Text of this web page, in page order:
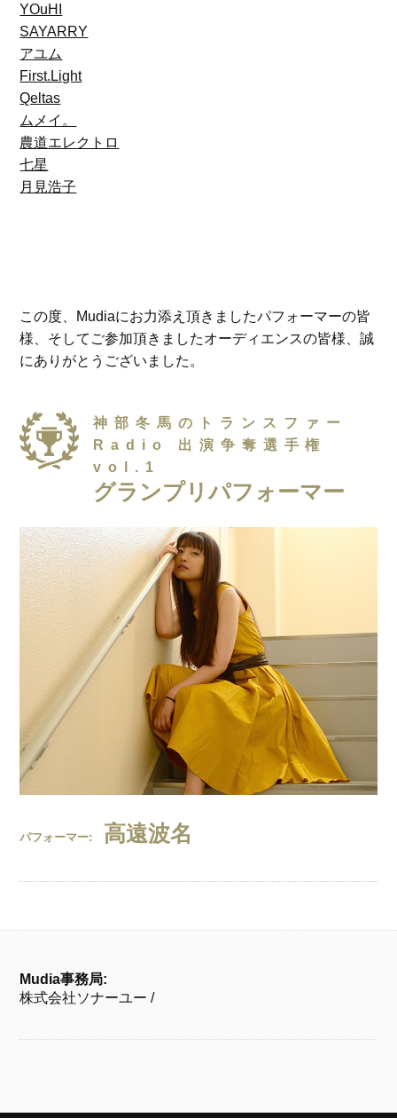
YOuHI
SAYARRY
アユム
First.Light
Qeltas
ムメイ。
農道エレクトロ
七星
月見浩子
この度、Mudiaにお力添え頂きましたパフォーマーの皆
様、そしてご参加頂きましたオーディエンスの皆様、誠
にありがとうございました。
神部冬馬のトランスファー
Radio 出演争奪選手権
vol.1
グランプリパフォーマー
パフォーマー: 高遠波名
Mudia事務局:
株式会社ソナーユー